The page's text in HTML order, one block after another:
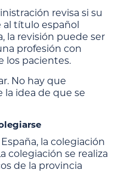
revisa si su
al título español
la revisión puede ser
profesión con
los pacientes.
No hay que
la idea de que se
la colegiación
colegiación se realiza
de la provincia